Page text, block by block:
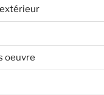
oeuvre